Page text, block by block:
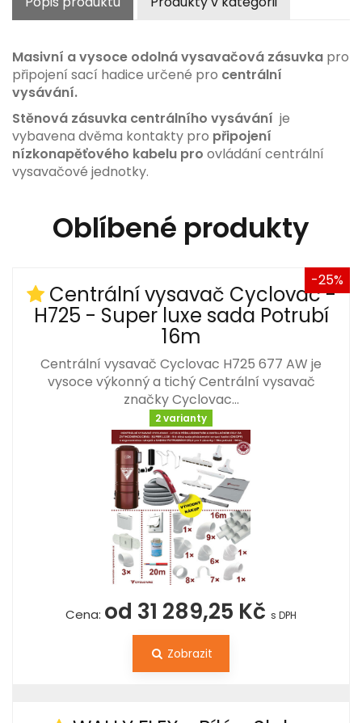
Masivní a vysoce odolná vysavačová zásuvka pro
připojení sací hadice určené pro centrální
vysávání.
Stěnová zásuvka centrálního vysávání je
vybavena dvěma kontakty pro připojení
nízkonapěťového kabelu pro ovládání centrální
vysavačové jednotky.
Oblíbené produkty
-25%
Centrální vysavač Cyclovac -
H725 - Super luxe sada Potrubí
16m
Centrální vysavač Cyclovac H725 677 AW je
vysoce výkonný a tichý Centrální vysavač
značky Cyclovac…
2 varianty
Cena: od 31 289,25 Kč s DPH
Zobrazit